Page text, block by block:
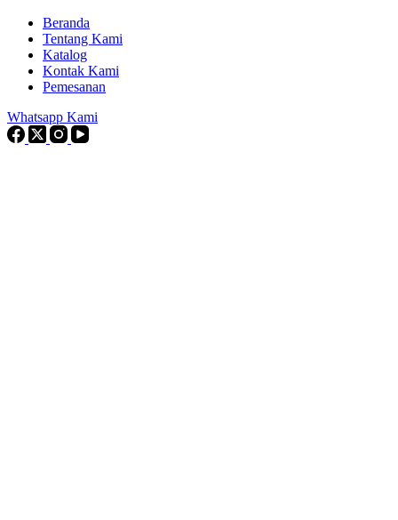
Beranda
Tentang Kami
Katalog
Kontak Kami
Pemesanan
Whatsapp Kami